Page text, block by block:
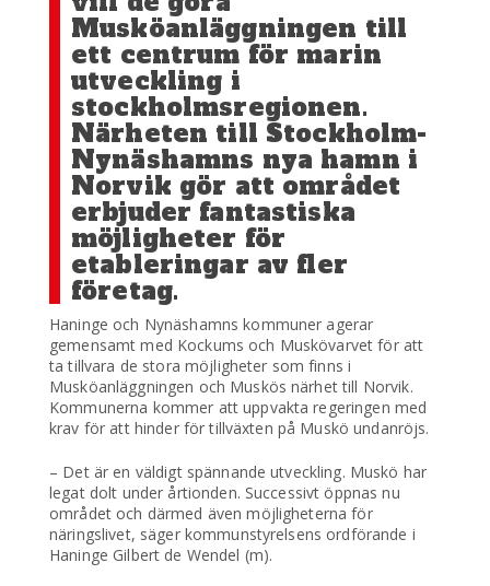
Musköanläggningen till
ett centrum för marin
utveckling i
stockholmsregionen.
Närheten till Stockholm-
Nynäshamns nya hamn i
Norvik gör att området
erbjuder fantastiska
möjligheter för
etableringar av fler
företag.
Haninge och Nynäshamns kommuner agerar
gemensamt med Kockums och Muskövarvet för att
ta tillvara de stora möjligheter som finns i
Musköanläggningen och Muskös närhet till Norvik.
Kommunerna kommer att uppvakta regeringen med
krav för att hinder för tillväxten på Muskö undanröjs.
– Det är en väldigt spännande utveckling. Muskö har
legat dolt under årtionden. Successivt öppnas nu
området och därmed även möjligheterna för
näringslivet, säger kommunstyrelsens ordförande i
Haninge Gilbert de Wendel (m).